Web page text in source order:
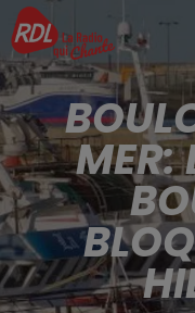
MER: